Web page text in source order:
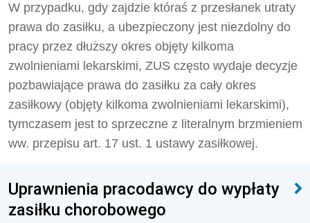
W przypadku, gdy zajdzie któraś z przesłanek utraty
prawa do zasiłku, a ubezpieczony jest niezdolny do
pracy przez dłuższy okres objęty kilkoma
zwolnieniami lekarskimi, ZUS często wydaje decyzje
pozbawiające prawa do zasiłku za cały okres
zasiłkowy (objęty kilkoma zwolnieniami lekarskimi),
tymczasem jest to sprzeczne z literalnym brzmieniem
ww. przepisu art. 17 ust. 1 ustawy zasiłkowej.
Uprawnienia pracodawcy do wypłaty
zasiłku chorobowego